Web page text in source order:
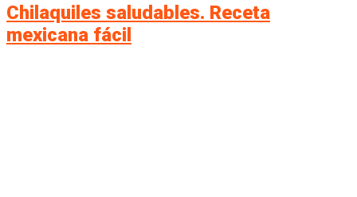
Chilaquiles saludables. Receta
mexicana fácil